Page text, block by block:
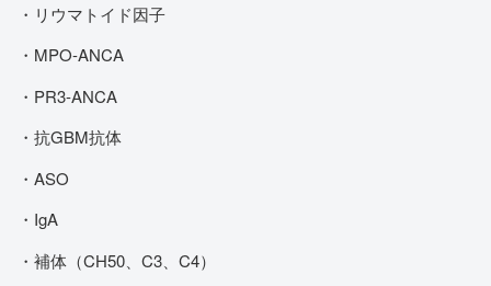
・リウマトイド因子
・MPO-ANCA
・PR3-ANCA
・抗GBM抗体
・ASO
・IgA
・補体（CH50、C3、C4）